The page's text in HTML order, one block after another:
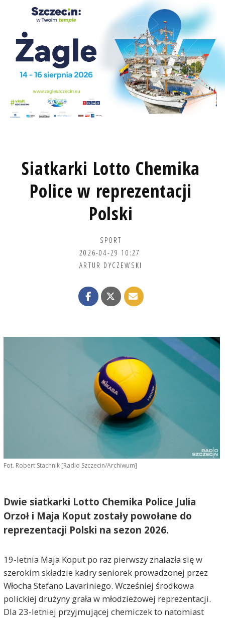
Siatkarki Lotto Chemika
Police w reprezentacji
Polski
SPORT
2026-04-29 10:27
ARTUR DYCZEWSKI
Fot. Robert Stachnik [Radio Szczecin/Archiwum]
Dwie siatkarki Lotto Chemika Police Julia
Orzoł i Maja Koput zostały powołane do
reprezentacji Polski na sezon 2026.
19-letnia Maja Koput po raz pierwszy znalazła się w
szerokim składzie kadry seniorek prowadzonej przez
Włocha Stefano Lavariniego. Wcześniej środkowa
polickiej drużyny grała w młodzieżowej reprezentacji.
Dla 23-letniej przyjmującej chemiczek to natomiast